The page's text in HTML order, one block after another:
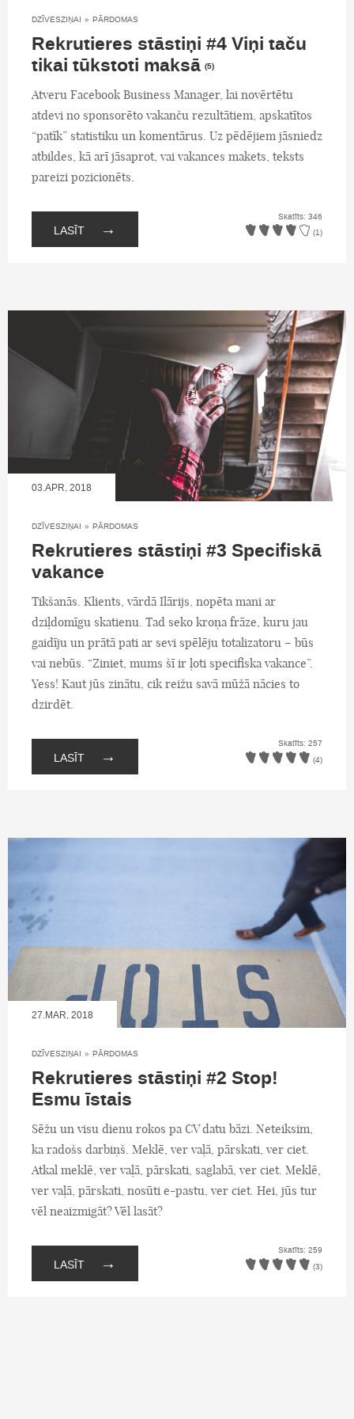
DZĪVESZIŅAI » PĀRDOMAS
Rekrutieres stāstiņi #4 Viņi taču
tikai tūkstoti maksā (5)
Atveru Facebook Business Manager, lai novērtētu
atdevi no sponsorēto vakanču rezultātiem, apskatītos
“patīk” statistiku un komentārus. Uz pēdējiem jāsniedz
atbildes, kā arī jāsaprot, vai vakances makets, teksts
pareizi pozicionēts.
LASĪT →
Skatīts: 346
(1)
03.APR, 2018
DZĪVESZIŅAI » PĀRDOMAS
Rekrutieres stāstiņi #3 Specifiskā
vakance
Tikšanās. Klients, vārdā Ilārijs, nopēta mani ar
dziļdomīgu skatienu. Tad seko kroņa frāze, kuru jau
gaidīju un prātā pati ar sevi spēlēju totalizatoru – būs
vai nebūs. “Ziniet, mums šī ir ļoti specifiska vakance”.
Yess! Kaut jūs zinātu, cik reižu savā mūžā nācies to
dzirdēt.
LASĪT →
Skatīts: 257
(4)
27.MAR, 2018
DZĪVESZIŅAI » PĀRDOMAS
Rekrutieres stāstiņi #2 Stop!
Esmu īstais
Sēžu un visu dienu rokos pa CV datu bāzi. Neteiksim,
ka radošs darbiņš. Meklē, ver vaļā, pārskati, ver ciet.
Atkal meklē, ver vaļā, pārskati, saglabā, ver ciet. Meklē,
ver vaļā, pārskati, nosūti e-pastu, ver ciet. Hei, jūs tur
vēl neaizmigāt? Vēl lasāt?
LASĪT →
Skatīts: 259
(3)